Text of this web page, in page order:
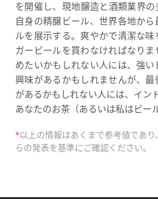
を開催し、現地醸造と酒類業界
自身の精醸ビール、世界各地か
ルを展示する。爽やかで清潔な
ガービールを買わなければなり
めたいかもしれない人には、強
興味があるかもしれませんが、
があるかもしれない人には、イン
あなたのお茶（あるいは私はビー
*以上の情報はあくまで参考値であ
らの発表を基準にご確認ください。